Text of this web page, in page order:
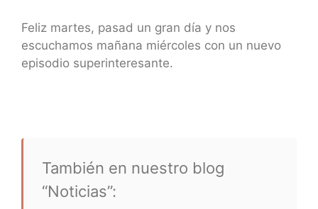
Feliz martes, pasad un gran día y nos
escuchamos mañana miércoles con un nuevo
episodio superinteresante.
También en nuestro blog
“Noticias”: